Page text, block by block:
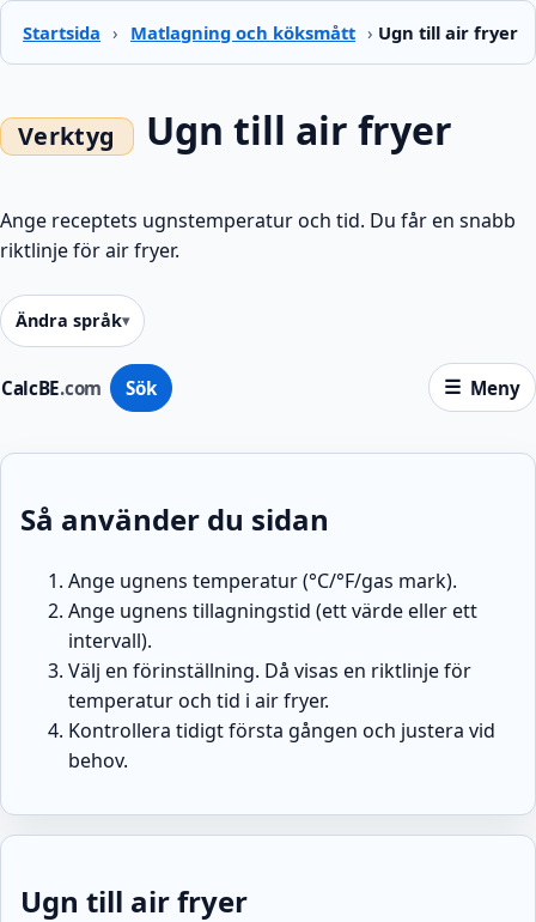
Startsida › Matlagning och köksmått › Ugn till air fryer
CalcBE.com Sök Meny
Ugn till air fryer
Ange receptets ugnstemperatur och tid. Du får en snabb
riktlinje för air fryer.
Ändra språk
Så använder du sidan
Ange ugnens temperatur (°C/°F/gas mark).
Ange ugnens tillagningstid (ett värde eller ett
intervall).
Välj en förinställning. Då visas en riktlinje för
temperatur och tid i air fryer.
Kontrollera tidigt första gången och justera vid
behov.
Ugn till air fryer